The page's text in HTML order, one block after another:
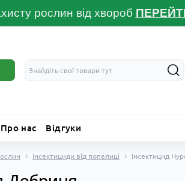
рослин від хвороб ПЕРЕЙТ
Про нас Відгуки
Інсектициди від попелиці Інсектицид